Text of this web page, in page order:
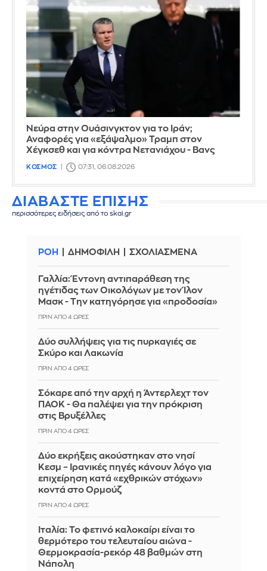
Νεύρα στην Ουάσινγκτον για το Ιράν;
Αναφορές για «εξάψαλμο» Τραμπ στον
Χέγκσεθ και για κόντρα Νετανιάχου - Βανς
ΚΟΣΜΟΣ 07:31, 06.08.2026
ΔΙΑΒΑΣΤΕ ΕΠΙΣΗΣ
περισσότερες ειδήσεις από το skai.gr
ΡΟΗ ΔΗΜΟΦΙΛΗ ΣΧΟΛΙΑΣΜΕΝΑ
Γαλλία: Έντονη αντιπαράθεση της
ηγέτιδας των Οικολόγων με τον Ίλον
Μασκ - Την κατηγόρησε για «προδοσία»
ΠΡΙΝ ΑΠΌ 4 ΏΡΕΣ
Δύο συλλήψεις για τις πυρκαγιές σε
Σκύρο και Λακωνία
ΠΡΙΝ ΑΠΌ 4 ΏΡΕΣ
Σόκαρε από την αρχή η Άντερλεχτ τον
ΠΑΟΚ - Θα παλέψει για την πρόκριση
στις Βρυξέλλες
ΠΡΙΝ ΑΠΌ 4 ΏΡΕΣ
Δύο εκρήξεις ακούστηκαν στο νησί
Κεσμ – Ιρανικές πηγές κάνουν λόγο για
επιχείρηση κατά «εχθρικών στόχων»
κοντά στο Ορμούζ
ΠΡΙΝ ΑΠΌ 4 ΏΡΕΣ
Ιταλία: To φετινό καλοκαίρι είναι το
θερμότερο του τελευταίου αιώνα -
Θερμοκρασία-ρεκόρ 48 βαθμών στη
Νάπολη